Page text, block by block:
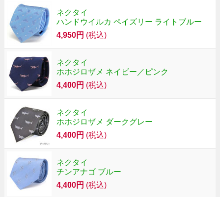
ネクタイ
ハンドウイルカ ペイズリー ライトブルー
4,950円 (税込)
ネクタイ
ホホジロザメ ネイビー／ピンク
4,400円 (税込)
ネクタイ
ホホジロザメ ダークグレー
4,400円 (税込)
ネクタイ
チンアナゴ ブルー
4,400円 (税込)